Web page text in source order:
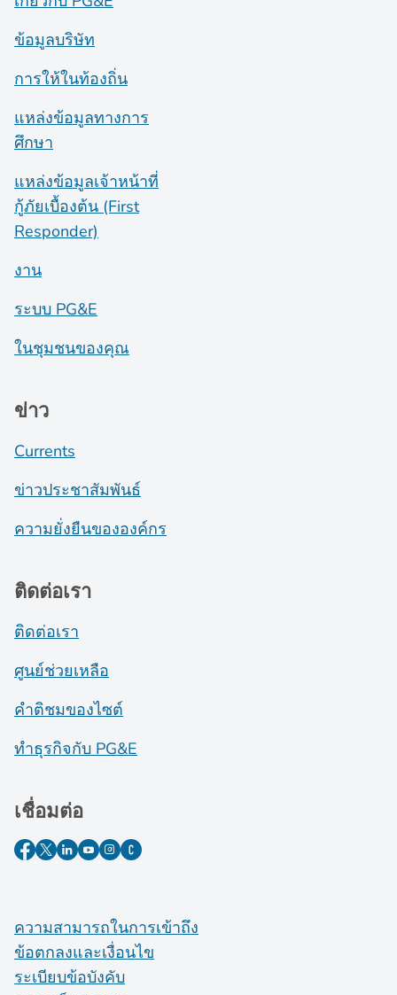
ข้อมูลบริษัท
การให้ในท้องถิ่น
แหล่งข้อมูลทางการ
ศึกษา
แหล่งข้อมูลเจ้าหน้าที่
กู้ภัยเบื้องต้น (First
Responder)
งาน
ระบบ PG&E
ในชุมชนของคุณ
ข่าว
Currents
ข่าวประชาสัมพันธ์
ความยั่งยืนขององค์กร
ติดต่อเรา
ติดต่อเรา
ศูนย์ช่วยเหลือ
คำติชมของไซต์
ทำธุรกิจกับ PG&E
เชื่อมต่อ
ความสามารถในการเข้าถึง
ข้อตกลงและเงื่อนไข
ระเบียบข้อบังคับ